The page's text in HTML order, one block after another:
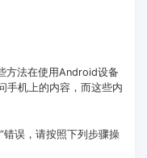
方法在使用Android设备
手机上的内容，而这些内
错误，请按照下列步骤操